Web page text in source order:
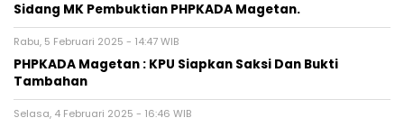
Sidang MK Pembuktian PHPKADA Magetan.
Rabu, 5 Februari 2025 - 14:47 WIB
PHPKADA Magetan : KPU Siapkan Saksi Dan Bukti
Tambahan
Selasa, 4 Februari 2025 - 16:46 WIB